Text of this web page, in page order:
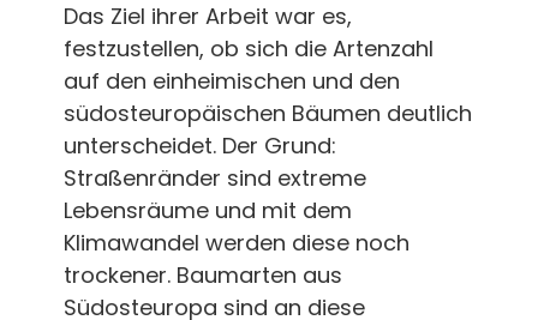
Das Ziel ihrer Arbeit war es,
festzustellen, ob sich die Artenzahl
auf den einheimischen und den
südosteuropäischen Bäumen deutlich
unterscheidet. Der Grund:
Straßenränder sind extreme
Lebensräume und mit dem
Klimawandel werden diese noch
trockener. Baumarten aus
Südosteuropa sind an diese